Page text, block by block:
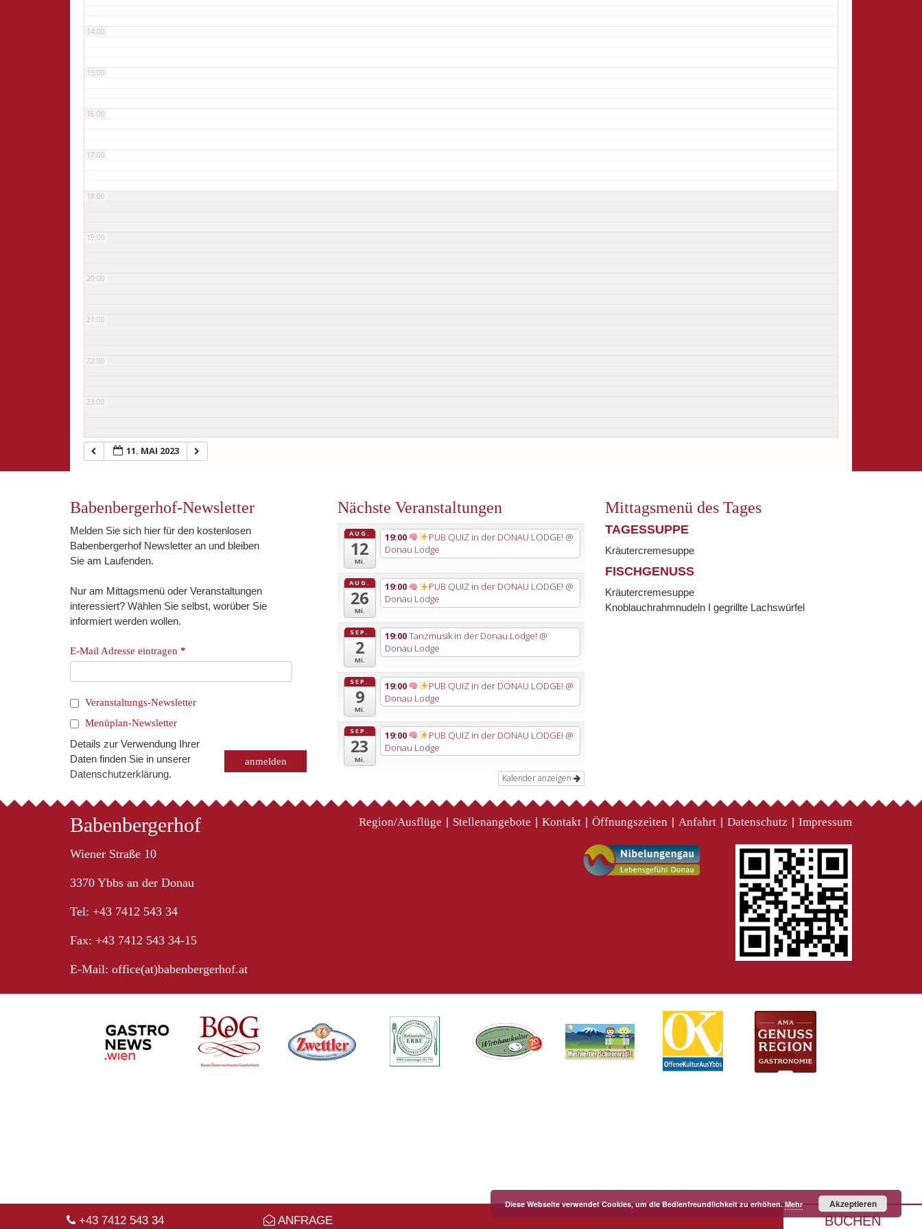
+43 7412 543 34 ANFRAGE BUCHEN
14:00
15:00
16:00
17:00
18:00
19:00
20:00
21:00
22:00
23:00
11. MAI 2023
Babenbergerhof-Newsletter
Melden Sie sich hier für den kostenlosen
Babenbergerhof Newsletter an und bleiben
Sie am Laufenden.
Nur am Mittagsmenü oder Veranstaltungen
interessiert? Wählen Sie selbst, worüber Sie
informiert werden wollen.
E-Mail Adresse eintragen *
Veranstaltungs-Newsletter
Menüplan-Newsletter
Details zur Verwendung Ihrer
Daten finden Sie in unserer
Datenschutzerklärung.
Nächste Veranstaltungen
AUG.
12
Mi.
19:00 PUB QUIZ in der DONAU LODGE! @
Donau Lodge
AUG.
26
Mi.
19:00 PUB QUIZ in der DONAU LODGE! @
Donau Lodge
SEP.
2
Mi.
19:00Tanzmusik in der Donau Lodge! @
Donau Lodge
SEP.
9
Mi.
19:00 PUB QUIZ in der DONAU LODGE! @
Donau Lodge
SEP.
23
Mi.
19:00 PUB QUIZ in der DONAU LODGE! @
Donau Lodge
Kalender anzeigen
Mittagsmenü des Tages
TAGESSUPPE
Kräutercremesuppe
FISCHGENUSS
Kräutercremesuppe
Knoblauchrahmnudeln I gegrillte Lachswürfel
Babenbergerhof
Wiener Straße 10
3370 Ybbs an der Donau
Tel: +43 7412 543 34
Fax: +43 7412 543 34-15
E-Mail: office(at)babenbergerhof.at
Region/Ausflüge Stellenangebote Kontakt Öffnungszeiten Anfahrt Datenschutz Impressum
Diese Webseite verwendet Cookies, um die Bedienfreundlichkeit zu erhöhen.Mehr Akzeptieren